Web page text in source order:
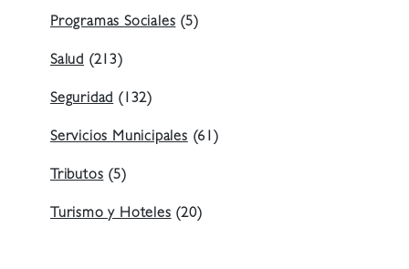
Programas Sociales (5)
Salud (213)
Seguridad (132)
Servicios Municipales (61)
Tributos (5)
Turismo y Hoteles (20)